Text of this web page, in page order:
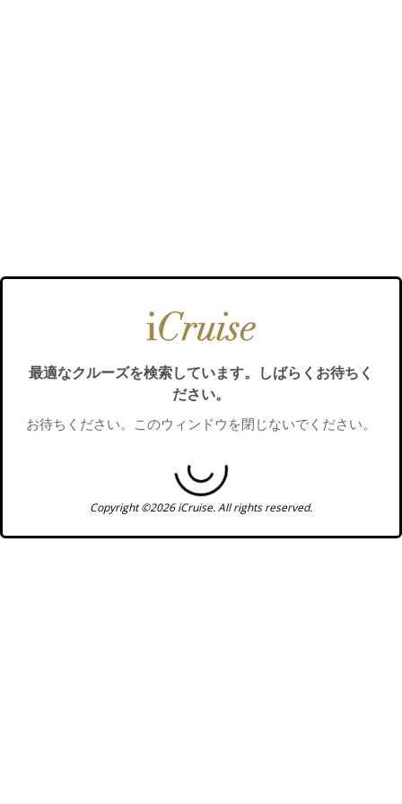
最適なクルーズを検索しています。しばらくお待ちく
ださい。
お待ちください。このウィンドウを閉じないでください。
Copyright ©2026 iCruise. All rights reserved.